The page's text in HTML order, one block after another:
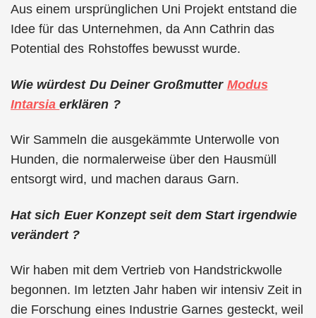
Aus einem ursprünglichen Uni Projekt entstand die
Idee für das Unternehmen, da Ann Cathrin das
Potential des Rohstoffes bewusst wurde.
Wie würdest Du Deiner Großmutter Modus
Intarsiaerklären ?
Wir Sammeln die ausgekämmte Unterwolle von
Hunden, die normalerweise über den Hausmüll
entsorgt wird, und machen daraus Garn.
Hat sich Euer Konzept seit dem Start irgendwie
verändert ?
Wir haben mit dem Vertrieb von Handstrickwolle
begonnen. Im letzten Jahr haben wir intensiv Zeit in
die Forschung eines Industrie Garnes gesteckt, weil